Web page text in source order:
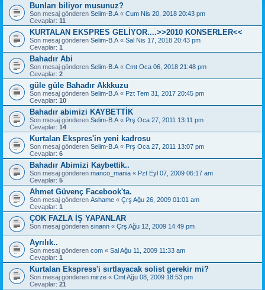
Bunları biliyor musunuz?
Son mesaj gönderen Selim-B.A « Cum Nis 20, 2018 20:43 pm
Cevaplar: 11
KURTALAN EKSPRES GELİYOR....>>2010 KONSERLER<<
Son mesaj gönderen Selim-B.A « Sal Nis 17, 2018 20:43 pm
Cevaplar: 1
Bahadır Abi
Son mesaj gönderen Selim-B.A « Cmt Oca 06, 2018 21:48 pm
Cevaplar: 2
güle güle Bahadır Akkkuzu
Son mesaj gönderen Selim-B.A « Pzt Tem 31, 2017 20:45 pm
Cevaplar: 10
Bahadır abimizi KAYBETTİK
Son mesaj gönderen Selim-B.A « Prş Oca 27, 2011 13:11 pm
Cevaplar: 14
Kurtalan Ekspres'in yeni kadrosu
Son mesaj gönderen Selim-B.A « Prş Oca 27, 2011 13:07 pm
Cevaplar: 6
Bahadır Abimizi Kaybettik..
Son mesaj gönderen manco_mania « Pzt Eyl 07, 2009 06:17 am
Cevaplar: 5
Ahmet Güvenç Facebook'ta.
Son mesaj gönderen Ashame « Çrş Ağu 26, 2009 01:01 am
Cevaplar: 1
ÇOK FAZLA İŞ YAPANLAR
Son mesaj gönderen sinann « Çrş Ağu 12, 2009 14:49 pm
Ayrılık..
Son mesaj gönderen com « Sal Ağu 11, 2009 11:33 am
Cevaplar: 1
Kurtalan Ekspress'i sırtlayacak solist gerekir mi?
Son mesaj gönderen mirze « Cmt Ağu 08, 2009 18:53 pm
Cevaplar: 21